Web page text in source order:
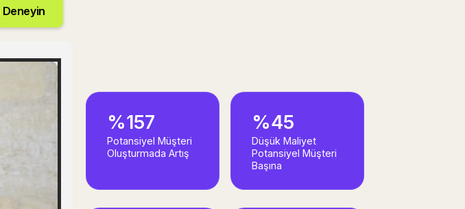
Deneyin
%157
Potansiyel Müşteri
Oluşturmada Artış
%45
Düşük Maliyet
Potansiyel Müşteri
Başına